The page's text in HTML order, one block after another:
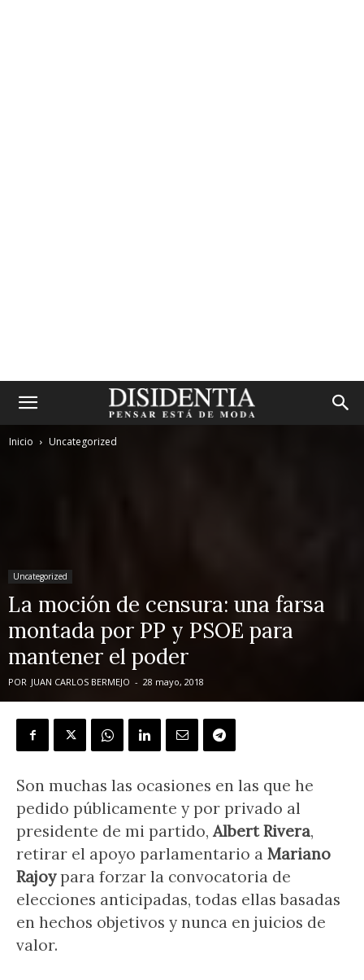
Inicio Uncategorized
Uncategorized
La moción de censura: una farsa
montada por PP y PSOE para
mantener el poder
POR JUAN CARLOS BERMEJO - 28 mayo, 2018
Son muchas las ocasiones en las que he
pedido públicamente y por privado al
presidente de mi partido, Albert Rivera,
retirar el apoyo parlamentario a Mariano
Rajoypara forzar la convocatoria de
elecciones anticipadas, todas ellas basadas
en hechos objetivos y nunca en juicios de
valor.